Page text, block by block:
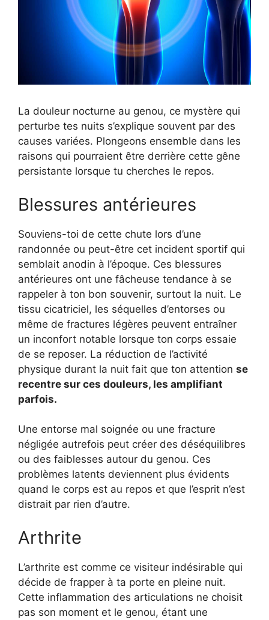
La douleur nocturne au genou, ce mystère qui
perturbe tes nuits s’explique souvent par des
causes variées. Plongeons ensemble dans les
raisons qui pourraient être derrière cette gêne
persistante lorsque tu cherches le repos.
Blessures antérieures
Souviens-toi de cette chute lors d’une
randonnée ou peut-être cet incident sportif qui
semblait anodin à l’époque. Ces blessures
antérieures ont une fâcheuse tendance à se
rappeler à ton bon souvenir, surtout la nuit. Le
tissu cicatriciel, les séquelles d’entorses ou
même de fractures légères peuvent entraîner
un inconfort notable lorsque ton corps essaie
de se reposer. La réduction de l’activité
physique durant la nuit fait que ton attention se
recentre sur ces douleurs, les amplifiant
parfois.
Une entorse mal soignée ou une fracture
négligée autrefois peut créer des déséquilibres
ou des faiblesses autour du genou. Ces
problèmes latents deviennent plus évidents
quand le corps est au repos et que l’esprit n’est
distrait par rien d’autre.
Arthrite
L’arthrite est comme ce visiteur indésirable qui
décide de frapper à ta porte en pleine nuit.
Cette inflammation des articulations ne choisit
pas son moment et le genou, étant une